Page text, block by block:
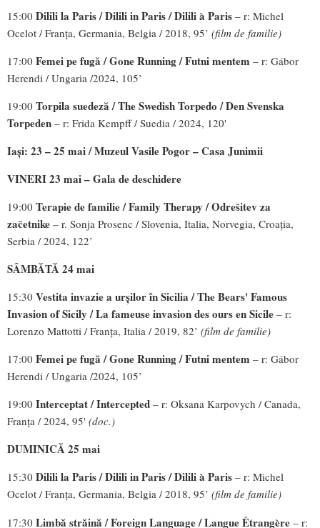
15:00 Dilili la Paris / Dilili in Paris / Dilili à Paris – r: Michel
Ocelot / Franța, Germania, Belgia / 2018, 95’ (film de familie)
17:00 Femei pe fugă / Gone Running / Futni mentem – r: Gábor
Herendi / Ungaria /2024, 105’
19:00 Torpila suedeză / The Swedish Torpedo / Den Svenska
Torpeden – r: Frida Kempff / Suedia / 2024, 120'
Iași: 23 – 25 mai / Muzeul Vasile Pogor – Casa Junimii
VINERI 23 mai – Gala de deschidere
19:00 Terapie de familie /Family Therapy / Odrešitev za
začetnike – r. Sonja Prosenc / Slovenia, Italia, Norvegia, Croația,
Serbia / 2024, 122’
SÂMBĂTĂ 24 mai
15:30 Vestita invazie a urșilor în Sicilia / The Bears' Famous
Invasion of Sicily / La fameuse invasion des ours en Sicile – r:
Lorenzo Mattotti / Franța, Italia / 2019, 82’ (film de familie)
17:00 Femei pe fugă / Gone Running / Futni mentem – r: Gábor
Herendi / Ungaria /2024, 105’
19:00 Interceptat / Intercepted – r: Oksana Karpovych / Canada,
Franța / 2024, 95' (doc.)
DUMINICĂ 25 mai
15:30 Dilili la Paris / Dilili in Paris / Dilili à Paris – r: Michel
Ocelot / Franța, Germania, Belgia / 2018, 95’ (film de familie)
17:30 Limbă străină /Foreign Language / Langue Étrangère – r: